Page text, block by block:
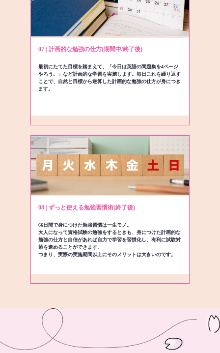
07 | 計画的な勉強の仕方(期間中/終了後)
最初にたてた目標を踏まえて、「今日は英語の問題集を4ページ
やろう。」など計画的な学習を実施します。毎日これを繰り返す
ことで、自然と目標から逆算した計画的な勉強の仕方が身につき
ます。
08 | ずっと使える勉強習慣術(終了後)
66日間で身につけた勉強習慣は一生モノ。
大人になって資格試験の勉強をするときも、身につけた計画的な
勉強の仕方と自信があれば自力で学習を習慣化し、有利に試験対
策を進めることができます。
つまり、実際の実施期間以上にそのメリットは大きいのです。